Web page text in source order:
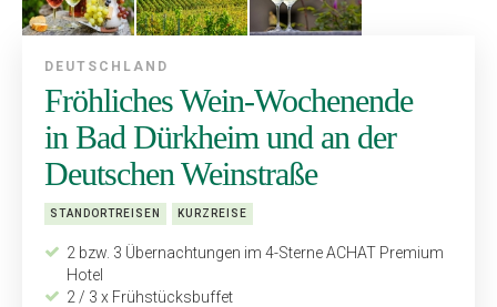
DEUTSCHLAND
Fröhliches Wein-Wochenende
in Bad Dürkheim und an der
Deutschen Weinstraße
STANDORTREISEN KURZREISE
2 bzw. 3 Übernachtungen im 4-Sterne ACHAT Premium
Hotel
2 / 3 x Frühstücksbuffet